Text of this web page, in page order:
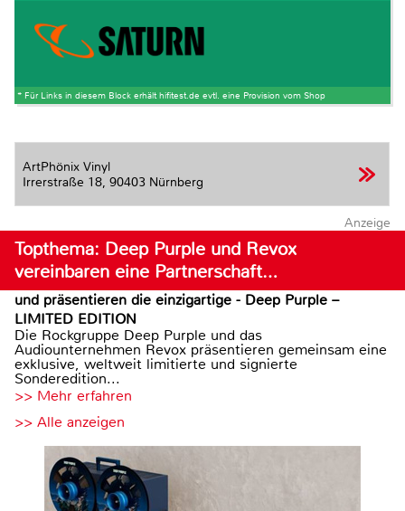
* Für Links in diesem Block erhält hifitest.de evtl. eine Provision vom Shop
ArtPhönix Vinyl
Irrerstraße 18, 90403 Nürnberg
Anzeige
Topthema: Deep Purple und Revox
vereinbaren eine Partnerschaft…
und präsentieren die einzigartige - Deep Purple –
LIMITED EDITION
Die Rockgruppe Deep Purple und das
Audiounternehmen Revox präsentieren gemeinsam eine
exklusive, weltweit limitierte und signierte
Sonderedition...
>> Mehr erfahren
>> Alle anzeigen